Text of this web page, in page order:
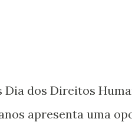
dos Direitos
apresenta uma